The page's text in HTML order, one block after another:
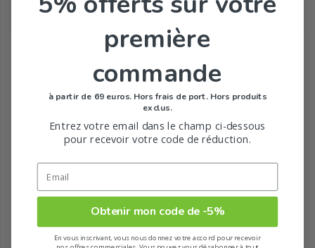
Tous les produits de la marque
première
commande
à partir de 69 euros. Hors frais de port. Hors produits
exclus.
Entrez votre email dans le champ ci-dessous
pour recevoir votre code de réduction.
Obtenir mon code de -5%
En vous inscrivant, vous nous donnez votre accord pour recevoir